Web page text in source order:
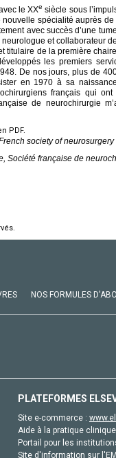
le XXe siècle sous
spécialité auprès
avec succès d’une
et collaborateur
titulaire de la première
les premiers
De nos jours, plus de
en 1970 à sa
français qui
de neurochirurgie
PDF.
society of neurosurgery
Société française de
NOS FORMULES
PLATEFORMES
Site e-commerce :
Aide à la pratique
Portail pour les
Site d'information sur